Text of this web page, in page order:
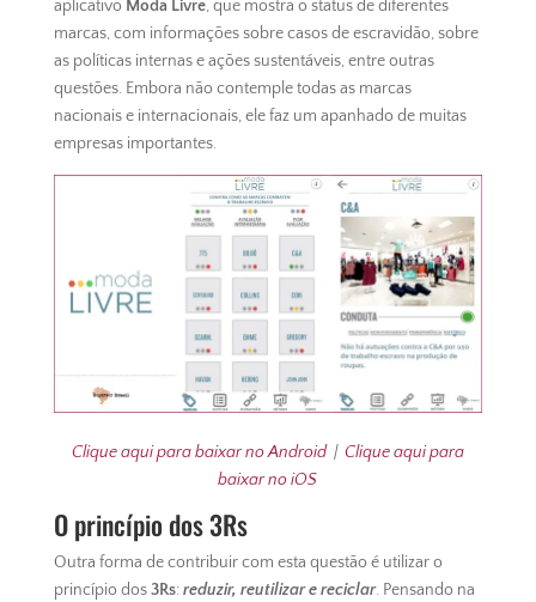
aplicativo Moda Livre, que mostra o status de diferentes
marcas, com informações sobre casos de escravidão, sobre
as políticas internas e ações sustentáveis, entre outras
questões. Embora não contemple todas as marcas
nacionais e internacionais, ele faz um apanhado de muitas
empresas importantes.
Clique aqui para baixar no Android| Clique aqui para
baixar no iOS
O princípio dos 3Rs
Outra forma de contribuir com esta questão é utilizar o
princípio dos3Rs:reduzir, reutilizar e reciclar. Pensando na